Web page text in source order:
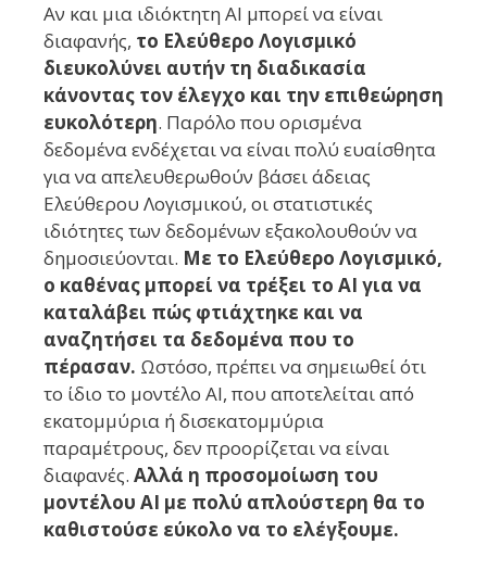
Αν και μια ιδιόκτητη AI μπορεί να είναι
διαφανής, το Ελεύθερο Λογισμικό
διευκολύνει αυτήν τη διαδικασία
κάνοντας τον έλεγχο και την επιθεώρηση
ευκολότερη. Παρόλο που ορισμένα
δεδομένα ενδέχεται να είναι πολύ ευαίσθητα
για να απελευθερωθούν βάσει άδειας
Ελεύθερου Λογισμικού, οι στατιστικές
ιδιότητες των δεδομένων εξακολουθούν να
δημοσιεύονται. Με το Ελεύθερο Λογισμικό,
ο καθένας μπορεί να τρέξει το AI για να
καταλάβει πώς φτιάχτηκε και να
αναζητήσει τα δεδομένα που το
πέρασαν. Ωστόσο, πρέπει να σημειωθεί ότι
το ίδιο το μοντέλο AI, που αποτελείται από
εκατομμύρια ή δισεκατομμύρια
παραμέτρους, δεν προορίζεται να είναι
διαφανές. Αλλά η προσομοίωση του
μοντέλου AI με πολύ απλούστερη θα το
καθιστούσε εύκολο να το ελέγξουμε.